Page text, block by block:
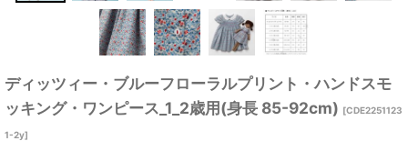
ディッツィー・ブルーフローラルプリント・ハンドスモ
ッキング・ワンピース_1_2歳用(身長 85-92cm) [CDE2251123
1-2y]